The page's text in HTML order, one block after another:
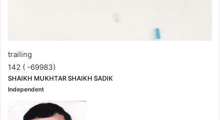
trailing
142 ( -69983)
SHAIKH MUKHTAR SHAIKH SADIK
Independent